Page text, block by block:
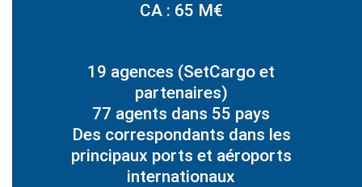
CA : 65 M€
19 agences (SetCargo et
partenaires)
77 agents dans 55 pays
Des correspondants dans les
principaux ports et aéroports
internationaux